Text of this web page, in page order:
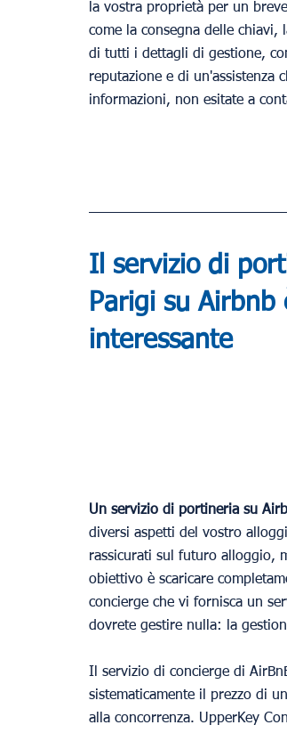
la vostra proprietà per un
come la consegna delle chiavi,
di tutti i dettagli di gestione,
reputazione e di un'assistenza
informazioni, non esitate a
Il servizio di
Parigi su Airbnb
interessante
Un servizio di portineria su
diversi aspetti del vostro
rassicurati sul futuro alloggio,
obiettivo è scaricare
concierge che vi fornisca un
dovrete gestire nulla: la
Il servizio di concierge di
sistematicamente il prezzo di
alla concorrenza. UpperKey